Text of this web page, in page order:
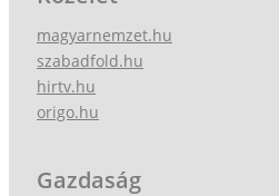
magyarnemzet.hu
szabadfold.hu
hirtv.hu
origo.hu
Gazdaság